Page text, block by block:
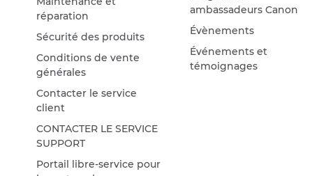
réparation
Sécurité des produits
Conditions de vente
générales
Contacter le service
client
CONTACTER LE SERVICE
SUPPORT
Portail libre-service pour
ambassadeurs Canon
Évènements
Événements et
témoignages